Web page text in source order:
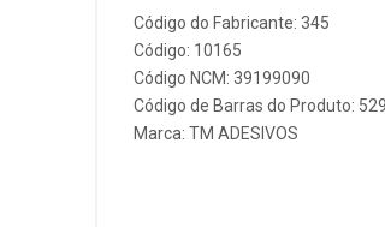
Código do Fabricante: 345
Código: 10165
Código NCM: 39199090
Código de Barras do Produto:
Marca: TM ADESIVOS